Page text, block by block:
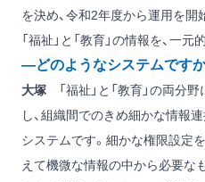
を決め、令和2年度から運用を開
「福祉」と「教育」の情報を、一元
―どのようなシステムですか
大塚 「福祉」と「教育」の両分
し、組織間でのきめ細かな情報
システムです。細かな権限設定
えて機微な情報の中から必要な